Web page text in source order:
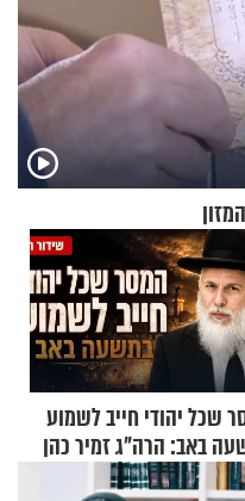
שכל יהודי חייב לשמוע
באב: הרה"ג זמיר כהן
מיוחד